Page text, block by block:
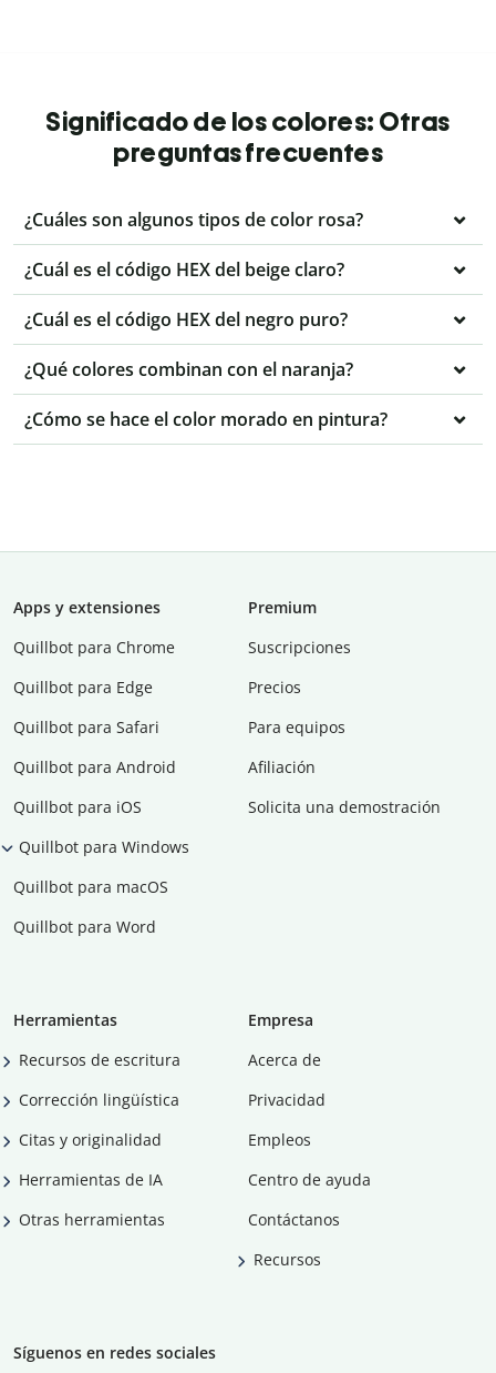
Significado de los colores: Otras
preguntas frecuentes
¿Cuáles son algunos tipos de color rosa?
¿Cuál es el código HEX del beige claro?
¿Cuál es el código HEX del negro puro?
¿Qué colores combinan con el naranja?
¿Cómo se hace el color morado en pintura?
Apps y extensiones
Quillbot para Chrome
Quillbot para Edge
Quillbot para Safari
Quillbot para Android
Quillbot para iOS
Quillbot para Windows
Quillbot para macOS
Quillbot para Word
Premium
Suscripciones
Precios
Para equipos
Afiliación
Solicita una demostración
Herramientas
Recursos de escritura
Corrección lingüística
Citas y originalidad
Herramientas de IA
Otras herramientas
Empresa
Acerca de
Privacidad
Empleos
Centro de ayuda
Contáctanos
Recursos
Síguenos en redes sociales